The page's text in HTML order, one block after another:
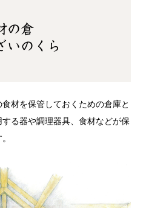
の倉
いのくら
材を保管しておくための倉庫と
る器や調理器具、食材などが保